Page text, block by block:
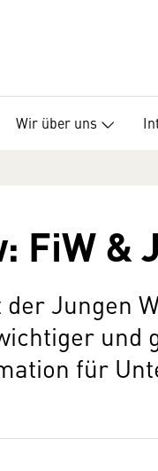
Wir über uns
FiW &
Jungen
und
für